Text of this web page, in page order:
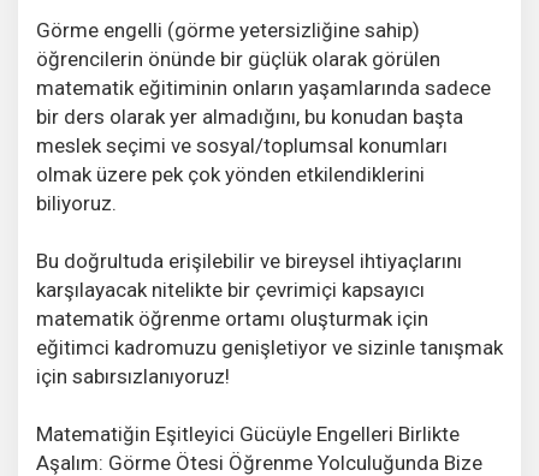
Görme engelli (görme yetersizliğine sahip)
öğrencilerin önünde bir güçlük olarak görülen
matematik eğitiminin onların yaşamlarında sadece
bir ders olarak yer almadığını, bu konudan başta
meslek seçimi ve sosyal/toplumsal konumları
olmak üzere pek çok yönden etkilendiklerini
biliyoruz.
Bu doğrultuda erişilebilir ve bireysel ihtiyaçlarını
karşılayacak nitelikte bir çevrimiçi kapsayıcı
matematik öğrenme ortamı oluşturmak için
eğitimci kadromuzu genişletiyor ve sizinle tanışmak
için sabırsızlanıyoruz!
Matematiğin Eşitleyici Gücüyle Engelleri Birlikte
Aşalım: Görme Ötesi Öğrenme Yolculuğunda Bize